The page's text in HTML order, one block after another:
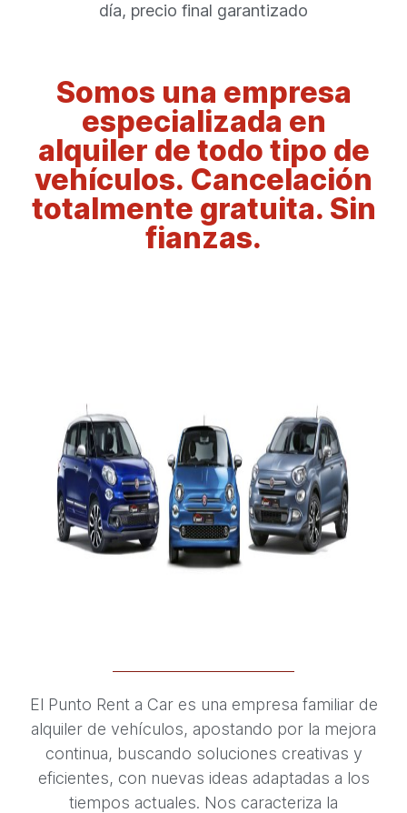
día, precio final garantizado
Somos una empresa
especializada en
alquiler de todo tipo de
vehículos. Cancelación
totalmente gratuita. Sin
fianzas.
El Punto Rent a Car es una empresa familiar de
alquiler de vehículos, apostando por la mejora
continua, buscando soluciones creativas y
eficientes, con nuevas ideas adaptadas a los
tiempos actuales. Nos caracteriza la